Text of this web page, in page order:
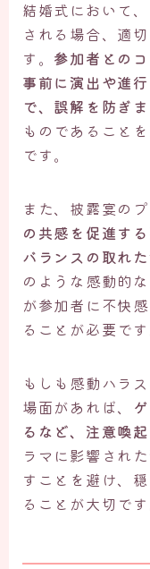
結婚式において
される場合、適
す。 参加者との
事前に演出や進
で、誤解を防ぎま
ものであること
です。
また、披露宴の
の共感を促進す
バランスの取れ
のような感動的
が参加者に不快
ることが必要です
もしも感動ハラ
場面があれば、
るなど、注意喚
ラマに影響され
すことを避け、
ることが大切です